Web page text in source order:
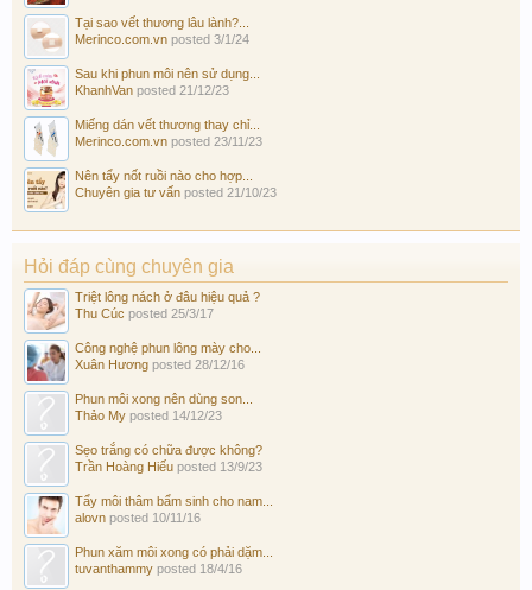
Tại sao vết thương lâu lành?...
Merinco.com.vn posted 3/1/24
Sau khi phun môi nên sử dụng...
KhanhVan posted 21/12/23
Miếng dán vết thương thay chỉ...
Merinco.com.vn posted 23/11/23
Nên tẩy nốt ruồi nào cho hợp...
Chuyên gia tư vấn posted 21/10/23
Hỏi đáp cùng chuyên gia
Triệt lông nách ở đâu hiệu quả ?
Thu Cúc posted 25/3/17
Công nghệ phun lông mày cho...
Xuân Hương posted 28/12/16
Phun môi xong nên dùng son...
Thảo My posted 14/12/23
Sẹo trắng có chữa được không?
Trần Hoàng Hiếu posted 13/9/23
Tẩy môi thâm bẩm sinh cho nam...
alovn posted 10/11/16
Phun xăm môi xong có phải dặm...
tuvanthammy posted 18/4/16